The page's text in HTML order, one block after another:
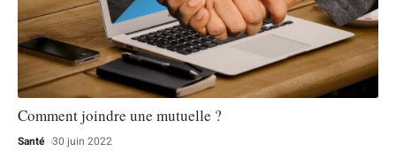
Comment joindre une mutuelle ?
Santé 30 juin 2022